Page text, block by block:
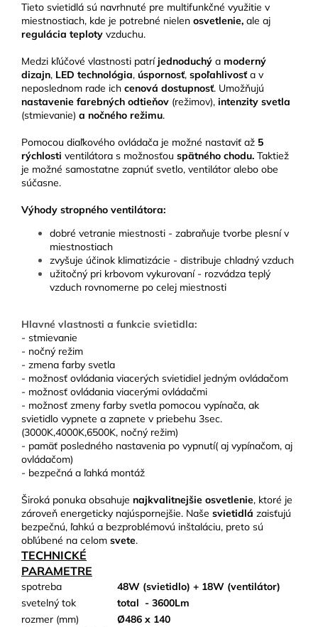
Tieto svietidlá sú navrhnuté pre multifunkčné využitie v
miestnostiach, kde je potrebné nielen osvetlenie, ale aj
regulácia teploty vzduchu.
Medzi kľúčové vlastnosti patríjednoduchý a moderný
dizajn, LED technológia, úspornosť, spoľahlivosť a v
neposlednom rade ich cenová dostupnosť. Umožňujú
nastavenie farebných odtieňov (režimov), intenzity svetla
(stmievanie) a nočného režimu.
Pomocou diaľkového ovládača je možné nastaviť až 5
rýchlosti ventilátora s možnosťou spätného chodu. Taktiež
je možné samostatne zapnúť svetlo, ventilátor alebo obe
súčasne.
Výhody stropného ventilátora:
dobré vetranie miestnosti - zabraňuje tvorbe plesní v
miestnostiach
zvyšuje účinok klimatizácie - distribuje chladný vzduch
užitočný pri krbovom vykurovaní - rozvádza teplý
vzduch rovnomerne po celej miestnosti
Hlavné vlastnosti a funkcie svietidla:
- stmievanie
- nočný režim
- zmena farby svetla
- možnosť ovládania viacerých svietidiel jedným ovládačom
- možnosť ovládania viacerými ovládačmi
- možnosť zmeny farby svetla pomocou vypínača, ak
svietidlo vypnete a zapnete v priebehu 3sec.
(3000K,4000K,6500K, nočný režim)
- pamäť posledného nastavenia po vypnutí( aj vypínačom, aj
ovládačom)
- bezpečná a ľahká montáž
Široká ponuka obsahuje najkvalitnejšie osvetlenie, ktoré je
zároveň energeticky najúspornejšie. Naše svietidlá zaisťujú
bezpečnú, ľahkú a bezproblémovú inštaláciu, preto sú
obľúbené na celom svete.
TECHNICKÉ
PARAMETRE
spotreba
48W (svietidlo) + 18W (ventilátor)
svetelný tok
total - 3600Lm
rozmer (mm)
Ø486 x 140